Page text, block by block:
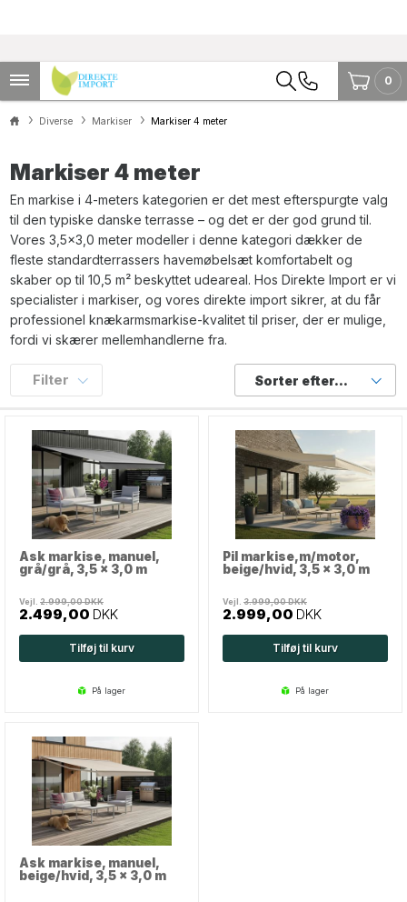
0
Diverse Markiser Markiser 4 meter
Markiser 4 meter
En markise i 4-meters kategorien er det mest efterspurgte valg
til den typiske danske terrasse – og det er der god grund til.
Vores 3,5×3,0 meter modeller i denne kategori dækker de
fleste standardterrassers havemøbelsæt komfortabelt og
skaber op til 10,5 m² beskyttet udeareal. Hos Direkte Import er vi
specialister i markiser, og vores direkte import sikrer, at du får
professionel knækarmsmarkise-kvalitet til priser, der er mulige,
fordi vi skærer mellemhandlerne fra.
Filter Sorter efter...
Ask markise, manuel,
grå/grå, 3,5 x 3,0 m
2.499,00 DKK
Vejl. 2.999,00DKK
Tilføj til kurv
på lager
Pil markise,m/motor,
beige/hvid, 3,5 x 3,0 m
2.999,00 DKK
Vejl. 3.999,00DKK
Tilføj til kurv
på lager
Ask markise, manuel,
beige/hvid, 3,5 x 3,0 m